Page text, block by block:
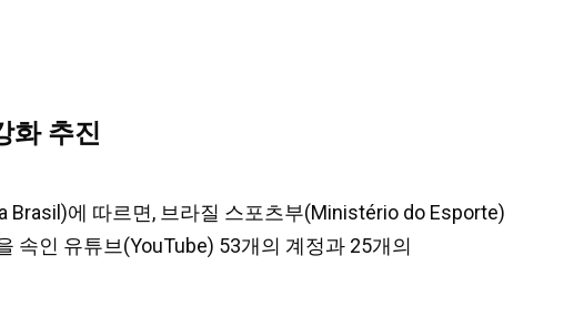
화 추진
에 따르면, 브라질 스포츠부(Ministério do Esporte)
속인 유튜브(YouTube) 53개의 계정과 25개의